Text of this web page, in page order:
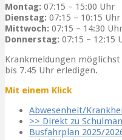
Montag: 07:15 – 15:00 Uhr
Dienstag: 07:15 – 10:15 Uhr
Mittwoch: 07:15 – 14:30 Uhr
Donnerstag: 07:15 – 12:15
Krankmeldungen möglichst
bis 7.45 Uhr erledigen.
Mit einem Klick
Abwesenheit/
>> Direkt zu
Busfahrplan 2025/